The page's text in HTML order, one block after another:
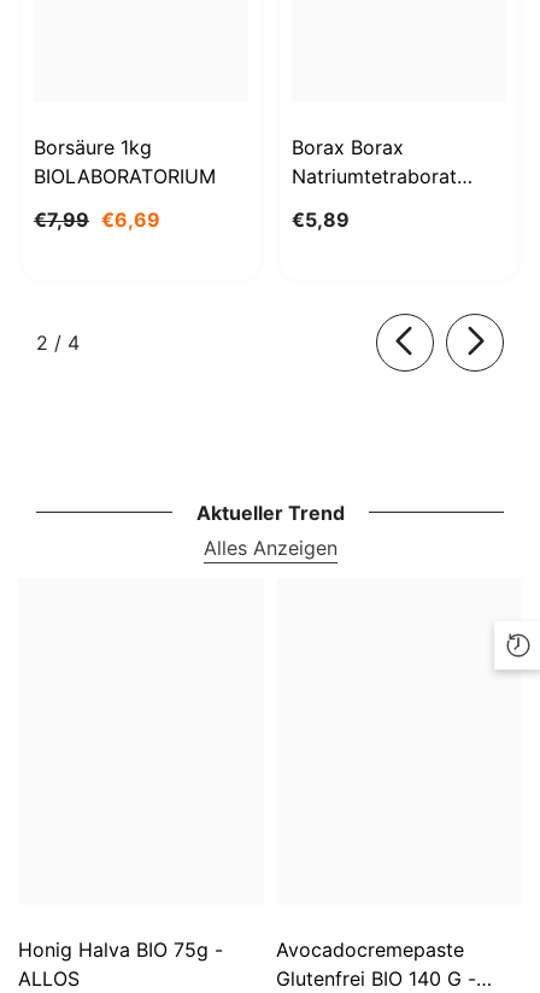
Borsäure 1kg
BIOLABORATORIUM
€7,99 €6,69
Borax Borax
Natriumtetraborat
BioLaboratorium
€5,89
2 / von
4
Aktueller Trend
Alles Anzeigen
Honig Halva BIO 75g -
ALLOS
Avocadocremepaste
Glutenfrei BIO 140 G -